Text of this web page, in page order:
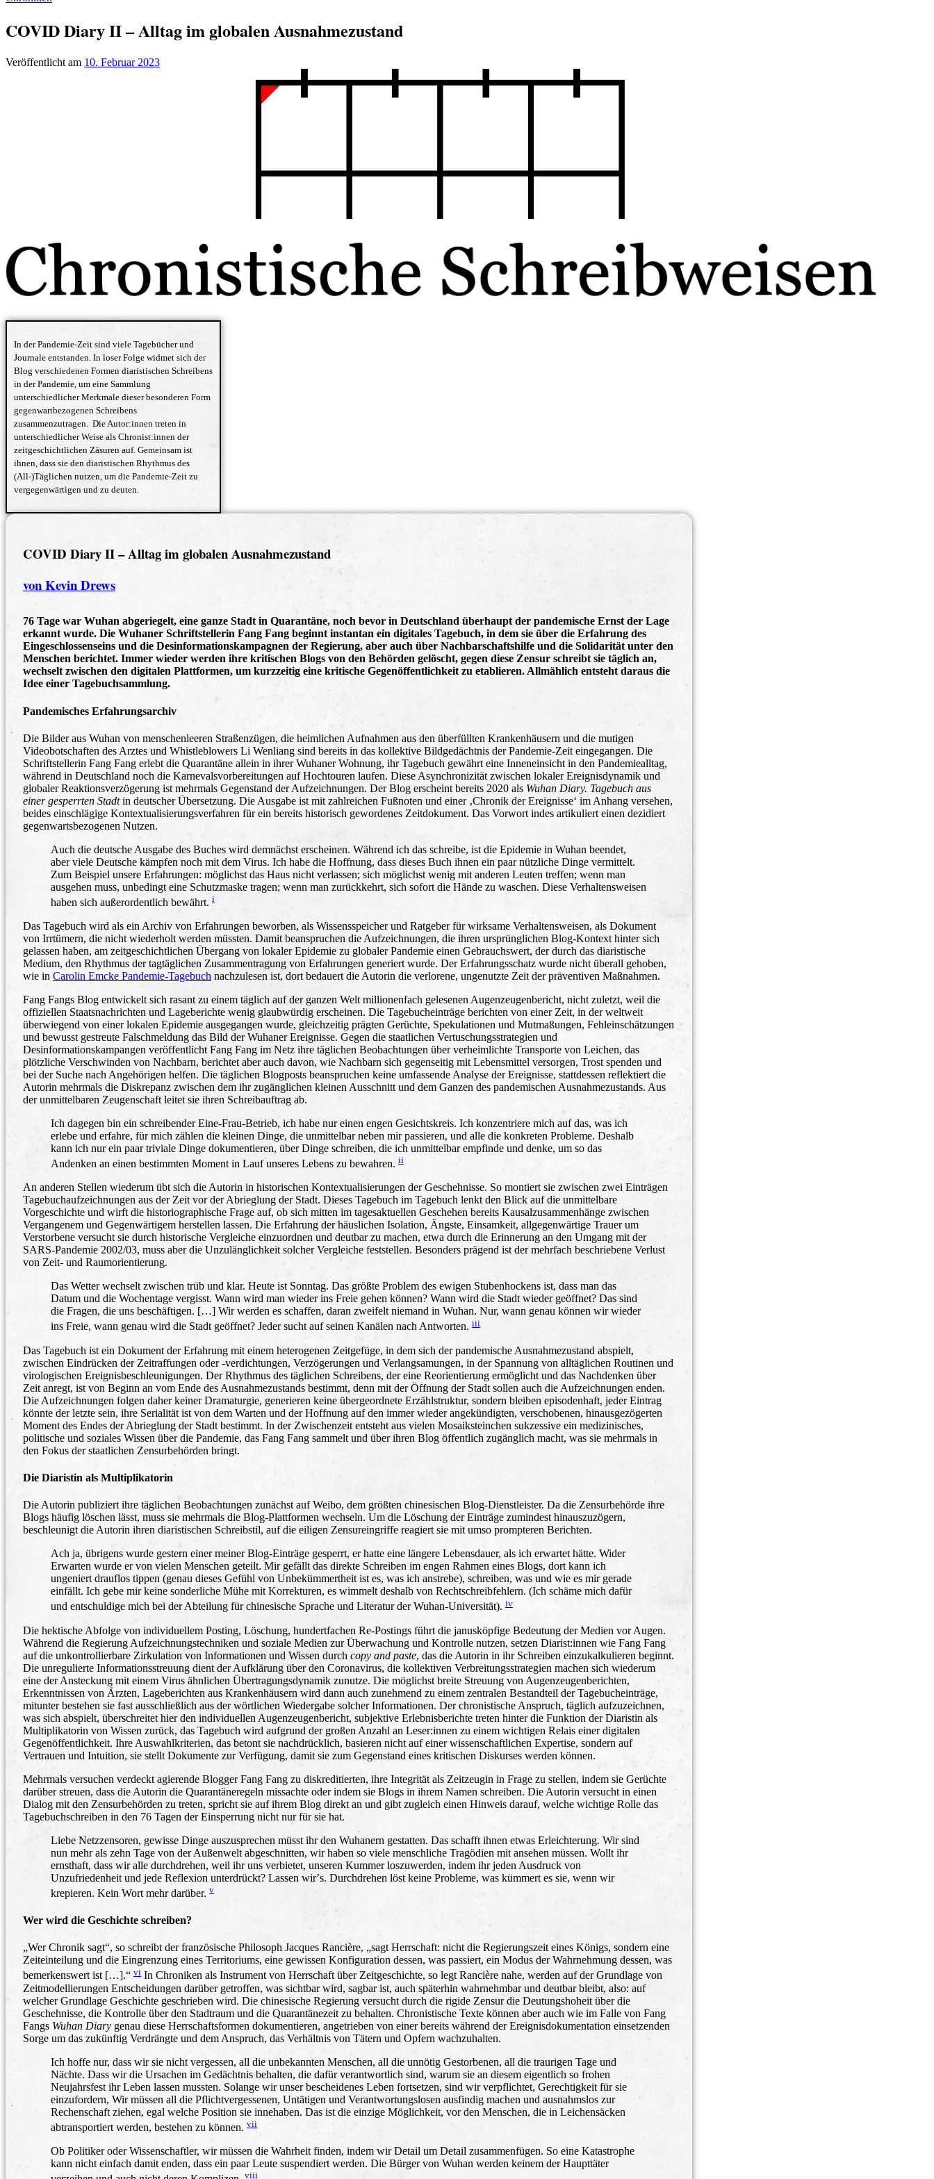
COVID Diary II – Alltag im globalen Ausnahmezustand
Veröffentlicht am 10. Februar 2023
In der Pandemie-Zeit sind viele Tagebücher und
Journale entstanden. In loser Folge widmet sich der
Blog verschiedenen Formen diaristischen Schreibens
in der Pandemie, um eine Sammlung
unterschiedlicher Merkmale dieser besonderen Form
gegenwartbezogenen Schreibens
zusammenzutragen. Die Autor:innen treten in
unterschiedlicher Weise als Chronist:innen der
zeitgeschichtlichen Zäsuren auf. Gemeinsam ist
ihnen, dass sie den diaristischen Rhythmus des
(All-)Täglichen nutzen, um die Pandemie-Zeit zu
vergegenwärtigen und zu deuten.
COVID Diary II – Alltag im globalen Ausnahmezustand
von Kevin Drews
76 Tage war Wuhan abgeriegelt, eine ganze Stadt in Quarantäne, noch bevor in Deutschland überhaupt der pandemische Ernst der Lage
erkannt wurde. Die Wuhaner Schriftstellerin Fang Fang beginnt instantan ein digitales Tagebuch, in dem sie über die Erfahrung des
Eingeschlossenseins und die Desinformationskampagnen der Regierung, aber auch über Nachbarschaftshilfe und die Solidarität unter den
Menschen berichtet. Immer wieder werden ihre kritischen Blogs von den Behörden gelöscht, gegen diese Zensur schreibt sie täglich an,
wechselt zwischen den digitalen Plattformen, um kurzzeitig eine kritische Gegenöffentlichkeit zu etablieren. Allmählich entsteht daraus die
Idee einer Tagebuchsammlung.
Pandemisches Erfahrungsarchiv
Die Bilder aus Wuhan von menschenleeren Straßenzügen, die heimlichen Aufnahmen aus den überfüllten Krankenhäusern und die mutigen
Videobotschaften des Arztes und Whistleblowers Li Wenliang sind bereits in das kollektive Bildgedächtnis der Pandemie-Zeit eingegangen. Die
Schriftstellerin Fang Fang erlebt die Quarantäne allein in ihrer Wuhaner Wohnung, ihr Tagebuch gewährt eine Inneneinsicht in den Pandemiealltag,
während in Deutschland noch die Karnevalsvorbereitungen auf Hochtouren laufen. Diese Asynchronizität zwischen lokaler Ereignisdynamik und
globaler Reaktionsverzögerung ist mehrmals Gegenstand der Aufzeichnungen. Der Blog erscheint bereits 2020 als Wuhan Diary. Tagebuch aus
einer gesperrten Stadtin deutscher Übersetzung. Die Ausgabe ist mit zahlreichen Fußnoten und einer ‚Chronik der Ereignisse‘ im Anhang versehen,
beides einschlägige Kontextualisierungsverfahren für ein bereits historisch gewordenes Zeitdokument. Das Vorwort indes artikuliert einen dezidiert
gegenwartsbezogenen Nutzen.
Auch die deutsche Ausgabe des Buches wird demnächst erscheinen. Während ich das schreibe, ist die Epidemie in Wuhan beendet,
aber viele Deutsche kämpfen noch mit dem Virus. Ich habe die Hoffnung, dass dieses Buch ihnen ein paar nützliche Dinge vermittelt.
Zum Beispiel unsere Erfahrungen: möglichst das Haus nicht verlassen; sich möglichst wenig mit anderen Leuten treffen; wenn man
ausgehen muss, unbedingt eine Schutzmaske tragen; wenn man zurückkehrt, sich sofort die Hände zu waschen. Diese Verhaltensweisen
haben sich außerordentlich bewährt. i
Das Tagebuch wird als ein Archiv von Erfahrungen beworben, als Wissensspeicher und Ratgeber für wirksame Verhaltensweisen, als Dokument
von Irrtümern, die nicht wiederholt werden müssten. Damit beanspruchen die Aufzeichnungen, die ihren ursprünglichen Blog-Kontext hinter sich
gelassen haben, am zeitgeschichtlichen Übergang von lokaler Epidemie zu globaler Pandemie einen Gebrauchswert, der durch das diaristische
Medium, den Rhythmus der tagtäglichen Zusammentragung von Erfahrungen generiert wurde. Der Erfahrungsschatz wurde nicht überall gehoben,
wie in Carolin Emcke Pandemie-Tagebuch nachzulesen ist, dort bedauert die Autorin die verlorene, ungenutzte Zeit der präventiven Maßnahmen.
Fang Fangs Blog entwickelt sich rasant zu einem täglich auf der ganzen Welt millionenfach gelesenen Augenzeugenbericht, nicht zuletzt, weil die
offiziellen Staatsnachrichten und Lageberichte wenig glaubwürdig erscheinen. Die Tagebucheinträge berichten von einer Zeit, in der weltweit
überwiegend von einer lokalen Epidemie ausgegangen wurde, gleichzeitig prägten Gerüchte, Spekulationen und Mutmaßungen, Fehleinschätzungen
und bewusst gestreute Falschmeldung das Bild der Wuhaner Ereignisse. Gegen die staatlichen Vertuschungsstrategien und
Desinformationskampangen veröffentlicht Fang Fang im Netz ihre täglichen Beobachtungen über verheimlichte Transporte von Leichen, das
plötzliche Verschwinden von Nachbarn, berichtet aber auch davon, wie Nachbarn sich gegenseitig mit Lebensmittel versorgen, Trost spenden und
bei der Suche nach Angehörigen helfen. Die täglichen Blogposts beanspruchen keine umfassende Analyse der Ereignisse, stattdessen reflektiert die
Autorin mehrmals die Diskrepanz zwischen dem ihr zugänglichen kleinen Ausschnitt und dem Ganzen des pandemischen Ausnahmezustands. Aus
der unmittelbaren Zeugenschaft leitet sie ihren Schreibauftrag ab.
Ich dagegen bin ein schreibender Eine-Frau-Betrieb, ich habe nur einen engen Gesichtskreis. Ich konzentriere mich auf das, was ich
erlebe und erfahre, für mich zählen die kleinen Dinge, die unmittelbar neben mir passieren, und alle die konkreten Probleme. Deshalb
kann ich nur ein paar triviale Dinge dokumentieren, über Dinge schreiben, die ich unmittelbar empfinde und denke, um so das
Andenken an einen bestimmten Moment in Lauf unseres Lebens zu bewahren. ii
An anderen Stellen wiederum übt sich die Autorin in historischen Kontextualisierungen der Geschehnisse. So montiert sie zwischen zwei Einträgen
Tagebuchaufzeichnungen aus der Zeit vor der Abrieglung der Stadt. Dieses Tagebuch im Tagebuch lenkt den Blick auf die unmittelbare
Vorgeschichte und wirft die historiographische Frage auf, ob sich mitten im tagesaktuellen Geschehen bereits Kausalzusammenhänge zwischen
Vergangenem und Gegenwärtigem herstellen lassen. Die Erfahrung der häuslichen Isolation, Ängste, Einsamkeit, allgegenwärtige Trauer um
Verstorbene versucht sie durch historische Vergleiche einzuordnen und deutbar zu machen, etwa durch die Erinnerung an den Umgang mit der
SARS-Pandemie 2002/03, muss aber die Unzulänglichkeit solcher Vergleiche feststellen. Besonders prägend ist der mehrfach beschriebene Verlust
von Zeit- und Raumorientierung.
Das Wetter wechselt zwischen trüb und klar. Heute ist Sonntag. Das größte Problem des ewigen Stubenhockens ist, dass man das
Datum und die Wochentage vergisst. Wann wird man wieder ins Freie gehen können? Wann wird die Stadt wieder geöffnet? Das sind
die Fragen, die uns beschäftigen. […] Wir werden es schaffen, daran zweifelt niemand in Wuhan. Nur, wann genau können wir wieder
ins Freie, wann genau wird die Stadt geöffnet? Jeder sucht auf seinen Kanälen nach Antworten. iii
Das Tagebuch ist ein Dokument der Erfahrung mit einem heterogenen Zeitgefüge, in dem sich der pandemische Ausnahmezustand abspielt,
zwischen Eindrücken der Zeitraffungen oder -verdichtungen, Verzögerungen und Verlangsamungen, in der Spannung von alltäglichen Routinen und
virologischen Ereignisbeschleunigungen. Der Rhythmus des täglichen Schreibens, der eine Reorientierung ermöglicht und das Nachdenken über
Zeit anregt, ist von Beginn an vom Ende des Ausnahmezustands bestimmt, denn mit der Öffnung der Stadt sollen auch die Aufzeichnungen enden.
Die Aufzeichnungen folgen daher keiner Dramaturgie, generieren keine übergeordnete Erzählstruktur, sondern bleiben episodenhaft, jeder Eintrag
könnte der letzte sein, ihre Serialität ist von dem Warten und der Hoffnung auf den immer wieder angekündigten, verschobenen, hinausgezögerten
Moment des Endes der Abrieglung der Stadt bestimmt. In der Zwischenzeit entsteht aus vielen Mosaiksteinchen sukzessive ein medizinisches,
politische und soziales Wissen über die Pandemie, das Fang Fang sammelt und über ihren Blog öffentlich zugänglich macht, was sie mehrmals in
den Fokus der staatlichen Zensurbehörden bringt.
Die Diaristin als Multiplikatorin
Die Autorin publiziert ihre täglichen Beobachtungen zunächst auf Weibo, dem größten chinesischen Blog-Dienstleister. Da die Zensurbehörde ihre
Blogs häufig löschen lässt, muss sie mehrmals die Blog-Plattformen wechseln. Um die Löschung der Einträge zumindest hinauszuzögern,
beschleunigt die Autorin ihren diaristischen Schreibstil, auf die eiligen Zensureingriffe reagiert sie mit umso prompteren Berichten.
Ach ja, übrigens wurde gestern einer meiner Blog-Einträge gesperrt, er hatte eine längere Lebensdauer, als ich erwartet hätte. Wider
Erwarten wurde er von vielen Menschen geteilt. Mir gefällt das direkte Schreiben im engen Rahmen eines Blogs, dort kann ich
ungeniert drauflos tippen (genau dieses Gefühl von Unbekümmertheit ist es, was ich anstrebe), schreiben, was und wie es mir gerade
einfällt. Ich gebe mir keine sonderliche Mühe mit Korrekturen, es wimmelt deshalb von Rechtschreibfehlern. (Ich schäme mich dafür
und entschuldige mich bei der Abteilung für chinesische Sprache und Literatur der Wuhan-Universität). iv
Die hektische Abfolge von individuellem Posting, Löschung, hundertfachen Re-Postings führt die janusköpfige Bedeutung der Medien vor Augen.
Während die Regierung Aufzeichnungstechniken und soziale Medien zur Überwachung und Kontrolle nutzen, setzen Diarist:innen wie Fang Fang
auf die unkontrollierbare Zirkulation von Informationen und Wissen durch copy and paste, das die Autorin in ihr Schreiben einzukalkulieren beginnt.
Die unregulierte Informationsstreuung dient der Aufklärung über den Coronavirus, die kollektiven Verbreitungsstrategien machen sich wiederum
eine der Ansteckung mit einem Virus ähnlichen Übertragungsdynamik zunutze. Die möglichst breite Streuung von Augenzeugenberichten,
Erkenntnissen von Ärzten, Lageberichten aus Krankenhäusern wird dann auch zunehmend zu einem zentralen Bestandteil der Tagebucheinträge,
mitunter bestehen sie fast ausschließlich aus der wörtlichen Wiedergabe solcher Informationen. Der chronistische Anspruch, täglich aufzuzeichnen,
was sich abspielt, überschreitet hier den individuellen Augenzeugenbericht, subjektive Erlebnisberichte treten hinter die Funktion der Diaristin als
Multiplikatorin von Wissen zurück, das Tagebuch wird aufgrund der großen Anzahl an Leser:innen zu einem wichtigen Relais einer digitalen
Gegenöffentlichkeit. Ihre Auswahlkriterien, das betont sie nachdrücklich, basieren nicht auf einer wissenschaftlichen Expertise, sondern auf
Vertrauen und Intuition, sie stellt Dokumente zur Verfügung, damit sie zum Gegenstand eines kritischen Diskurses werden können.
Mehrmals versuchen verdeckt agierende Blogger Fang Fang zu diskreditierten, ihre Integrität als Zeitzeugin in Frage zu stellen, indem sie Gerüchte
darüber streuen, dass die Autorin die Quarantäneregeln missachte oder indem sie Blogs in ihrem Namen schreiben. Die Autorin versucht in einen
Dialog mit den Zensurbehörden zu treten, spricht sie auf ihrem Blog direkt an und gibt zugleich einen Hinweis darauf, welche wichtige Rolle das
Tagebuchschreiben in den 76 Tagen der Einsperrung nicht nur für sie hat.
Liebe Netzzensoren, gewisse Dinge auszusprechen müsst ihr den Wuhanern gestatten. Das schafft ihnen etwas Erleichterung. Wir sind
nun mehr als zehn Tage von der Außenwelt abgeschnitten, wir haben so viele menschliche Tragödien mit ansehen müssen. Wollt ihr
ernsthaft, dass wir alle durchdrehen, weil ihr uns verbietet, unseren Kummer loszuwerden, indem ihr jeden Ausdruck von
Unzufriedenheit und jede Reflexion unterdrückt? Lassen wirʼs. Durchdrehen löst keine Probleme, was kümmert es sie, wenn wir
krepieren. Kein Wort mehr darüber. v
Wer wird die Geschichte schreiben?
„Wer Chronik sagt“, so schreibt der französische Philosoph Jacques Rancière, „sagt Herrschaft: nicht die Regierungszeit eines Königs, sondern eine
Zeiteinteilung und die Eingrenzung eines Territoriums, eine gewissen Konfiguration dessen, was passiert, ein Modus der Wahrnehmung dessen, was
bemerkenswert ist […].“ vi In Chroniken als Instrument von Herrschaft über Zeitgeschichte, so legt Rancière nahe, werden auf der Grundlage von
Zeitmodellierungen Entscheidungen darüber getroffen, was sichtbar wird, sagbar ist, auch späterhin wahrnehmbar und deutbar bleibt, also: auf
welcher Grundlage Geschichte geschrieben wird. Die chinesische Regierung versucht durch die rigide Zensur die Deutungshoheit über die
Geschehnisse, die Kontrolle über den Stadtraum und die Quarantänezeit zu behalten. Chronistische Texte können aber auch wie im Falle von Fang
Fangs Wuhan Diary genau diese Herrschaftsformen dokumentieren, angetrieben von einer bereits während der Ereignisdokumentation einsetzenden
Sorge um das zukünftig Verdrängte und dem Anspruch, das Verhältnis von Tätern und Opfern wachzuhalten.
Ich hoffe nur, dass wir sie nicht vergessen, all die unbekannten Menschen, all die unnötig Gestorbenen, all die traurigen Tage und
Nächte. Dass wir die Ursachen im Gedächtnis behalten, die dafür verantwortlich sind, warum sie an diesem eigentlich so frohen
Neujahrsfest ihr Leben lassen mussten. Solange wir unser bescheidenes Leben fortsetzen, sind wir verpflichtet, Gerechtigkeit für sie
einzufordern, Wir müssen all die Pflichtvergessenen, Untätigen und Verantwortungslosen ausfindig machen und ausnahmslos zur
Rechenschaft ziehen, egal welche Position sie innehaben. Das ist die einzige Möglichkeit, vor den Menschen, die in Leichensäcken
abtransportiert werden, bestehen zu können. vii
Ob Politiker oder Wissenschaftler, wir müssen die Wahrheit finden, indem wir Detail um Detail zusammenfügen. So eine Katastrophe
kann nicht einfach damit enden, dass ein paar Leute suspendiert werden. Die Bürger von Wuhan werden keinem der Haupttäter
viii